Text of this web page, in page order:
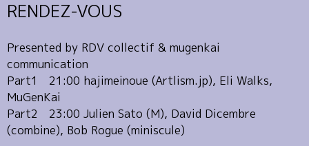
RENDEZ-VOUS
Presented by RDV collectif & mugenkai
communication
Part1 21:00 hajimeinoue (Artlism.jp), Eli Walks,
MuGenKai
Part2 23:00 Julien Sato (M), David Dicembre
(combine), Bob Rogue (miniscule)